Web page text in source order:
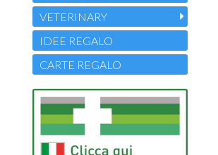
VETERINARY
IDEE REGALO
CARTE REGALO